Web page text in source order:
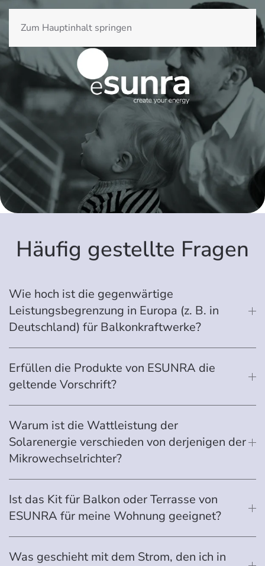
Zum Hauptinhalt springen
Häufig gestellte Fragen
Wie hoch ist die gegenwärtige
Leistungsbegrenzung in Europa (z. B. in
Deutschland) für Balkonkraftwerke?
Erfüllen die Produkte von ESUNRA die
geltende Vorschrift?
Warum ist die Wattleistung der
Solarenergie verschieden von derjenigen der
Mikrowechselrichter?
Ist das Kit für Balkon oder Terrasse von
ESUNRA für meine Wohnung geeignet?
Was geschieht mit dem Strom, den ich in